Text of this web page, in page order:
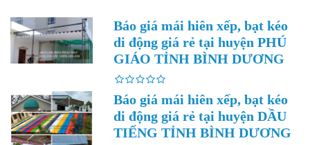
Báo giá mái hiên xếp, bạt kéo
di động giá rẻ tại huyện PHÚ
GIÁO TỈNH BÌNH DƯƠNG
Báo giá mái hiên xếp, bạt kéo
di động giá rẻ tại huyện DẦU
TIẾNG TỈNH BÌNH DƯƠNG